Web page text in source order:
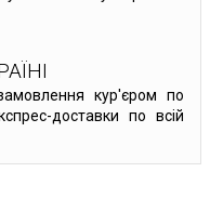
кур'єром по
доставки по всій